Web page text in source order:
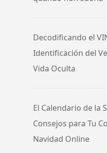
Decodificando el
Identificación del
Vida Oculta
El Calendario de la
Consejos para Tu
Navidad Online